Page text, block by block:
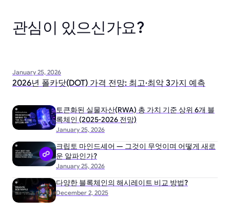
관심이 있으신가요?
January 25, 2026
2026년 폴카닷(DOT) 가격 전망: 최고·최악 3가지 예측
January 25, 2026
토큰화된 실물자산(RWA) 총 가치 기준 상위 6개 블
록체인 (2025-2026 전망)
January 25, 2026
크립토 마인드셰어 — 그것이 무엇이며 어떻게 새로
운 알파인가?
December 2, 2025
다양한 블록체인의 해시레이트 비교 방법?